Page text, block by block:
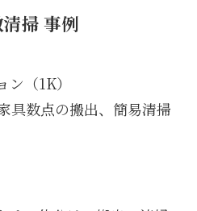
掃 事例
（1K）
具数点の搬出、簡易清掃